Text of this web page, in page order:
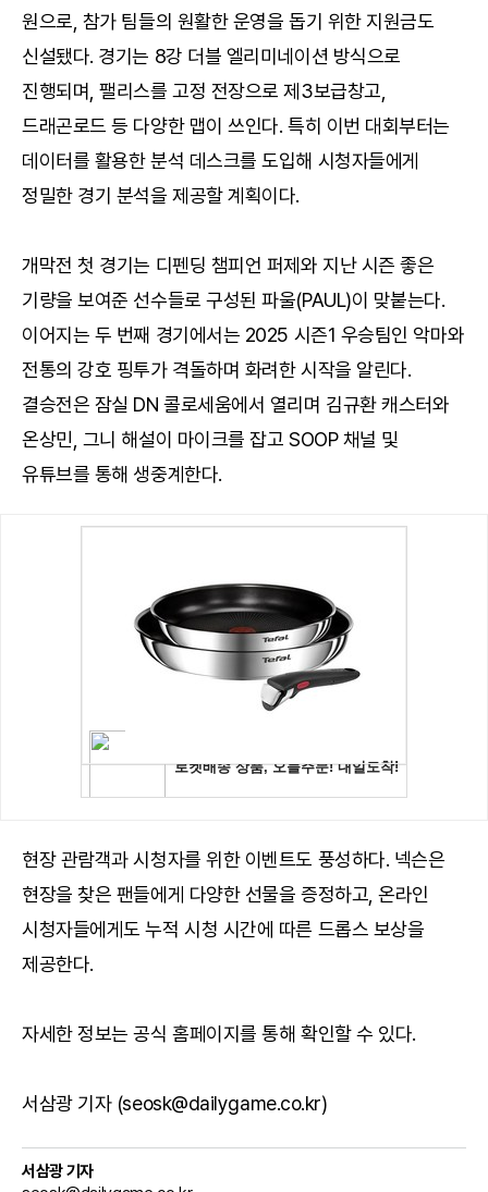
원으로, 참가 팀들의 원활한 운영을 돕기 위한 지원금도
신설됐다. 경기는 8강 더블 엘리미네이션 방식으로
진행되며, 팰리스를 고정 전장으로 제3보급창고,
드래곤로드 등 다양한 맵이 쓰인다. 특히 이번 대회부터는
데이터를 활용한 분석 데스크를 도입해 시청자들에게
정밀한 경기 분석을 제공할 계획이다.
개막전 첫 경기는 디펜딩 챔피언 퍼제와 지난 시즌 좋은
기량을 보여준 선수들로 구성된 파울(PAUL)이 맞붙는다.
이어지는 두 번째 경기에서는 2025 시즌1 우승팀인 악마와
전통의 강호 핑투가 격돌하며 화려한 시작을 알린다.
결승전은 잠실 DN 콜로세움에서 열리며 김규환 캐스터와
온상민, 그니 해설이 마이크를 잡고 SOOP 채널 및
유튜브를 통해 생중계한다.
현장 관람객과 시청자를 위한 이벤트도 풍성하다. 넥슨은
현장을 찾은 팬들에게 다양한 선물을 증정하고, 온라인
시청자들에게도 누적 시청 시간에 따른 드롭스 보상을
제공한다.
자세한 정보는공식 홈페이지를 통해 확인할 수 있다.
서삼광 기자 (seosk@dailygame.co.kr)
서삼광 기자